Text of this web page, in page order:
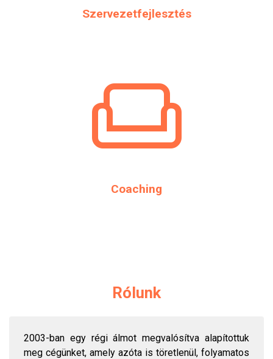
Szervezetfejlesztés
weekend
Coaching
Rólunk
2003-ban egy régi álmot megvalósítva alapítottuk
meg cégünket, amely azóta is töretlenül, folyamatos